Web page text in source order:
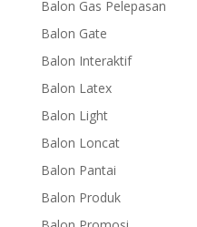
Balon Gas Pelepasan
Balon Gate
Balon Interaktif
Balon Latex
Balon Light
Balon Loncat
Balon Pantai
Balon Produk